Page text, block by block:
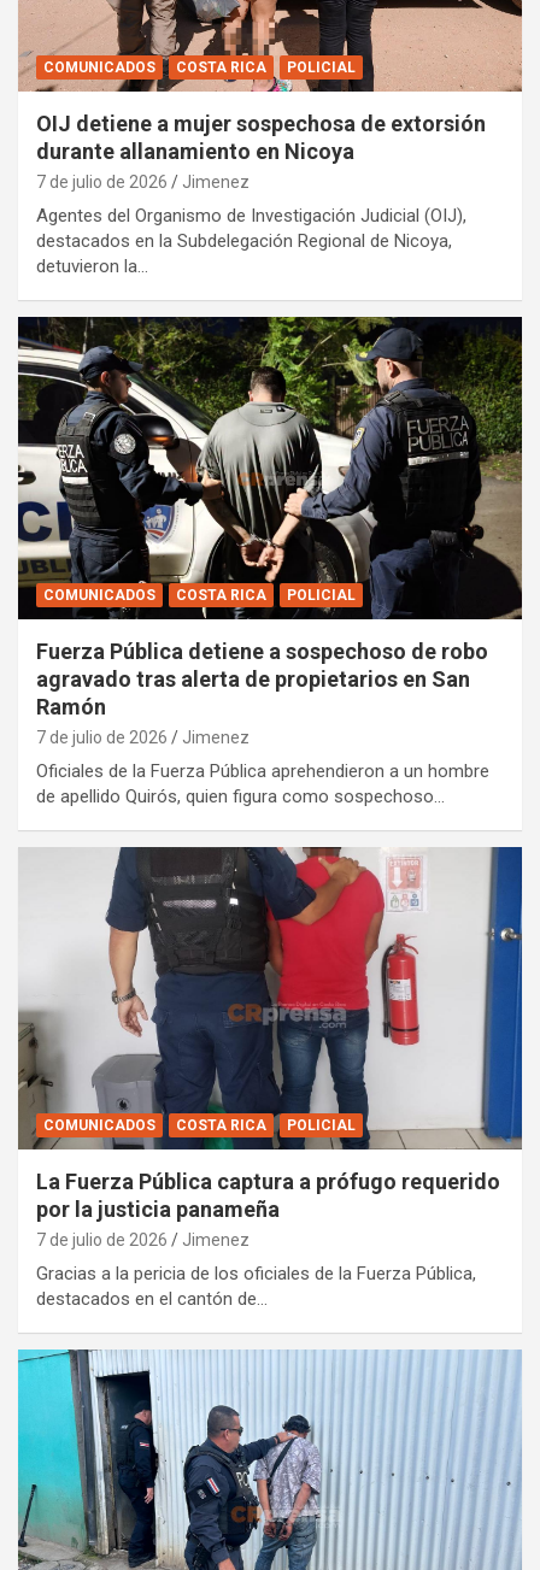
COMUNICADOS COSTA RICA POLICIAL
OIJ detiene a mujer sospechosa de extorsión
durante allanamiento en Nicoya
7 de julio de 2026 Jimenez
Agentes del Organismo de Investigación Judicial (OIJ),
destacados en la Subdelegación Regional de Nicoya,
detuvieron la…
COMUNICADOS COSTA RICA POLICIAL
Fuerza Pública detiene a sospechoso de robo
agravado tras alerta de propietarios en San
Ramón
7 de julio de 2026 Jimenez
Oficiales de la Fuerza Pública aprehendieron a un hombre
de apellido Quirós, quien figura como sospechoso…
COMUNICADOS COSTA RICA POLICIAL
La Fuerza Pública captura a prófugo requerido
por la justicia panameña
7 de julio de 2026 Jimenez
Gracias a la pericia de los oficiales de la Fuerza Pública,
destacados en el cantón de…